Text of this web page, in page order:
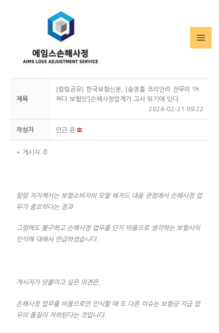
제목
[칼럼공유] 한국보험신문, [송영흡 코리안리 전무의 ‘어
쩌다 보험인’]손해사정업계가 고사 위기에 있다
2024-02-21 09:22
작성자 인근 윤
* 게시자 주
칼럼 저자께서는 보험소비자의 모랄 헤저드 대응 관점에서 손해사정 업
무가 중요하다는 점과
그럼에도 불구하고 손해사정 업무를 단지 비용으로 생각하는 보험사의
인식에 대해서 언급하셨습니다.
게시자가 덧붙이고 싶은 의견은,
손해사정 업무를 비용으로만 인식할 때 또 다른 이슈는 보험금 지급 업
무의 품질이 저하된다는 것입니다.